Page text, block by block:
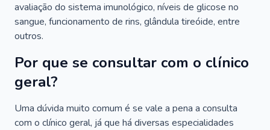
avaliação do sistema imunológico, níveis de glicose no
sangue, funcionamento de rins, glândula tireóide, entre
outros.
Por que se consultar com o clínico
geral?
Uma dúvida muito comum é se vale a pena a consulta
com o clínico geral, já que há diversas especialidades